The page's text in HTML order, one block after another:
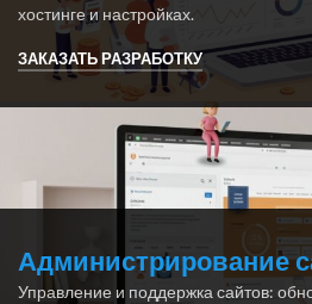
хостинге и настройках.
ЗАКАЗАТЬ РАЗРАБОТКУ
Администрирование
Управление и поддержка сайтов: